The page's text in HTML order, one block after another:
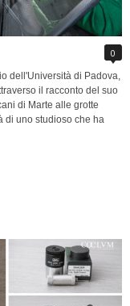
0
dell'Università di Padova,
il racconto del suo
di Marte alle grotte
di uno studioso che ha